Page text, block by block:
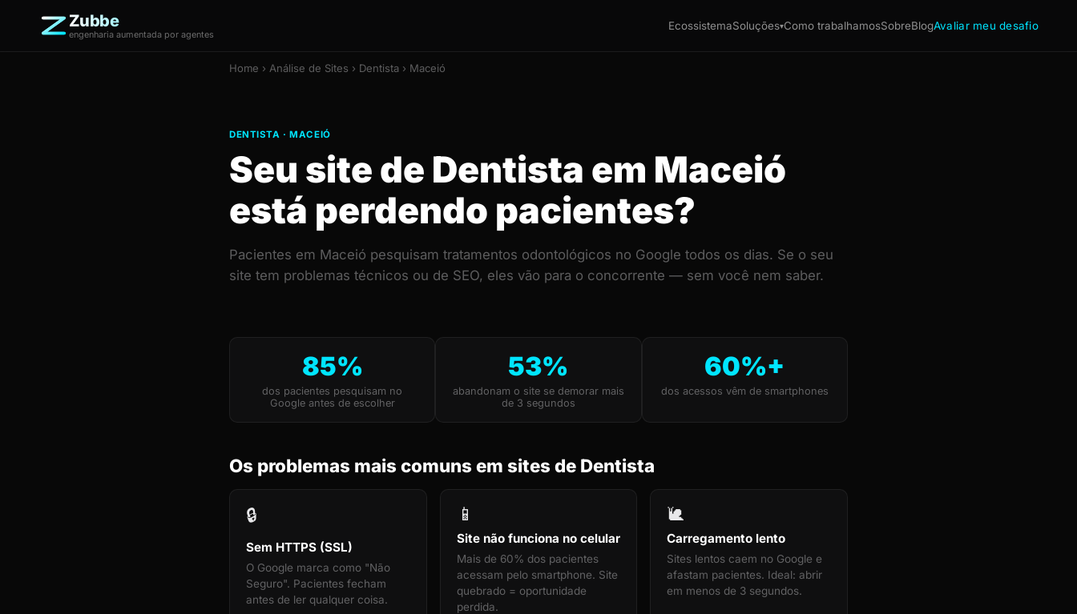
Zubbe
engenharia aumentada por agentes
EcossistemaSoluções▾Como trabalhamosSobreBlogAvaliar meu desafio
Home › Análise de Sites › Dentista › Maceió
DENTISTA · MACEIÓ
Seu site de Dentista em Maceió
está perdendo pacientes?
Pacientes em Maceió pesquisam tratamentos odontológicos no Google todos os dias. Se o seu
site tem problemas técnicos ou de SEO, eles vão para o concorrente — sem você nem saber.
85%
dos pacientes pesquisam no
Google antes de escolher
53%
abandonam o site se demorar mais
de 3 segundos
60%+
dos acessos vêm de smartphones
Os problemas mais comuns em sites de Dentista
🔒
Sem HTTPS (SSL)
O Google marca como "Não
Seguro". Pacientes fecham
antes de ler qualquer coisa.
📱
Site não funciona no celular
Mais de 60% dos pacientes
acessam pelo smartphone. Site
quebrado = oportunidade
perdida.
🐌
Carregamento lento
Sites lentos caem no Google e
afastam pacientes. Ideal: abrir
em menos de 3 segundos.